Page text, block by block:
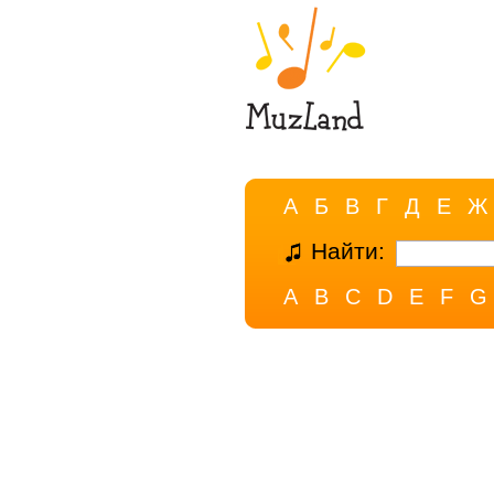
А Б В Г Д Е Ж
Найти:
A B C D E F G